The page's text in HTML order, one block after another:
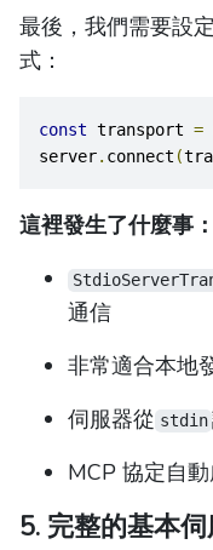
最後，我們需要設
式：
const transport =
server. connect (
這裡發生了什麼事：
通信
非常適合本地
伺服器從 stdin
MCP 協定自
5. 完整的基本